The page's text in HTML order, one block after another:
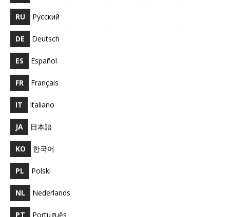
RU Русский
DE Deutsch
ES Español
FR Français
IT Italiano
JA 日本語
KO 한국어
PL Polski
NL Nederlands
PT Português